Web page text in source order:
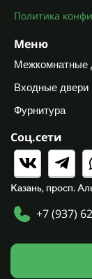
Политика
Меню
Межкомнатные
Входные двери
Фурнитура
Соц.сети
Казань, просп.
+7 (937)